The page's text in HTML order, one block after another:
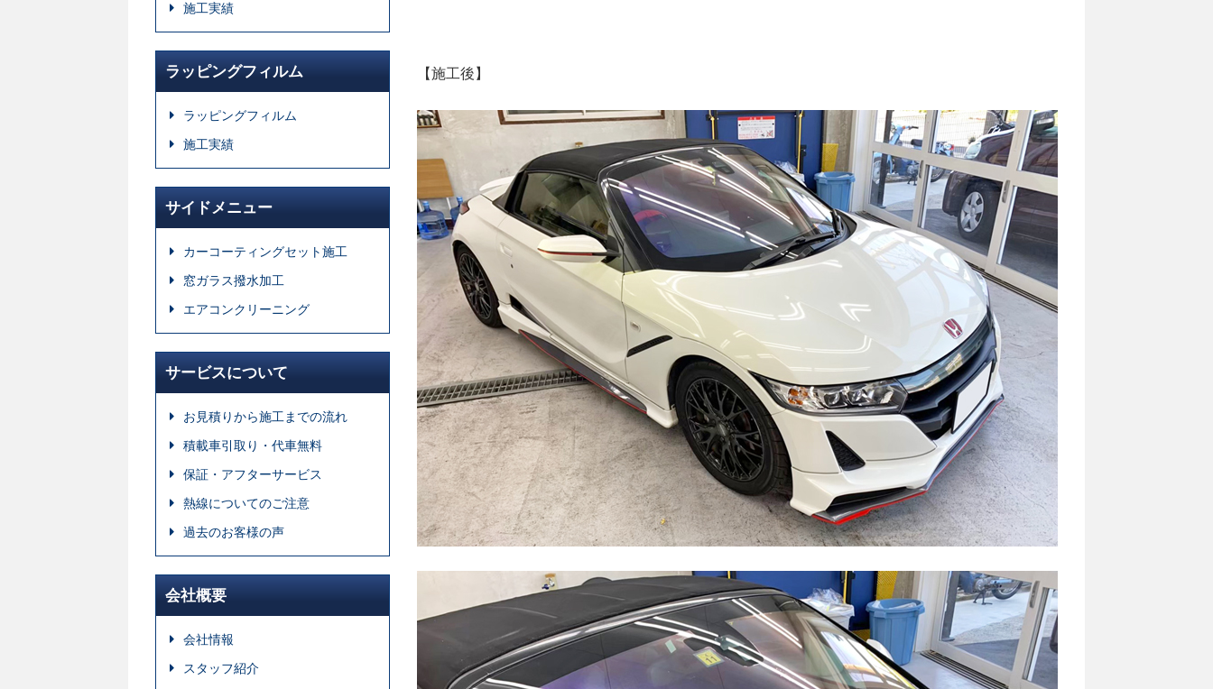
【施工後】
施工実績
ラッピングフィルム
ラッピングフィルム
施工実績
サイドメニュー
カーコーティングセット施工
窓ガラス撥水加工
エアコンクリーニング
サービスについて
お見積りから施工までの流れ
積載車引取り・代車無料
保証・アフターサービス
熱線についてのご注意
過去のお客様の声
会社概要
会社情報
スタッフ紹介